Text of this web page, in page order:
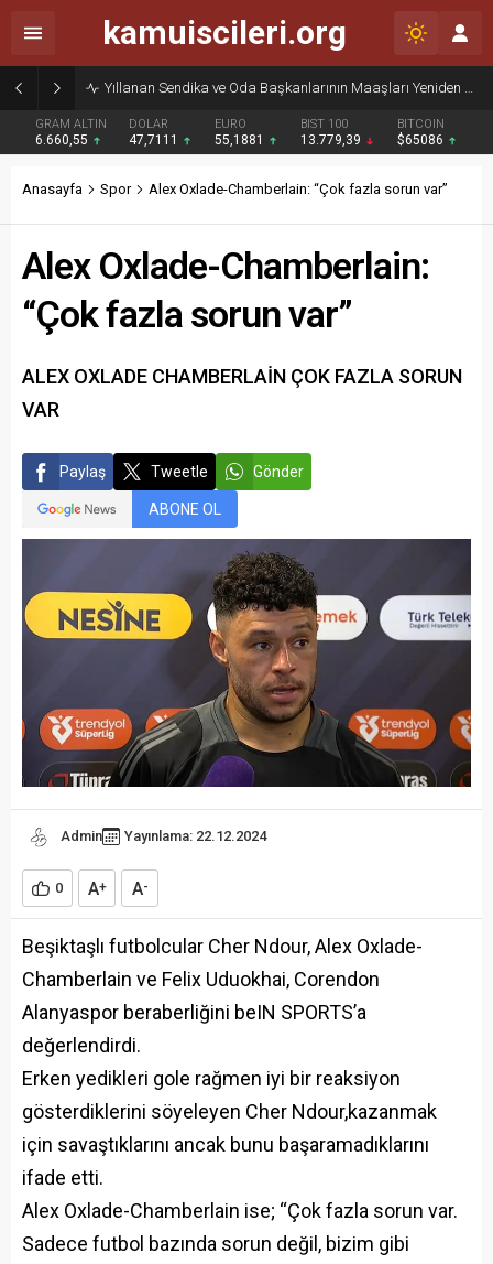
Yıllanan Sendika ve Oda Başkanlarının Maaşları Yeniden Gündemde
GRAM ALTIN
6.660,55
DOLAR
47,7111
EURO
55,1881
BIST 100
13.779,39
BITCOIN
$65086
kamuiscileri.org
Anasayfa Spor Alex Oxlade-Chamberlain: “Çok fazla sorun var”
Alex Oxlade-Chamberlain:
“Çok fazla sorun var”
ALEX OXLADE CHAMBERLAİN ÇOK FAZLA SORUN
VAR
Paylaş Tweetle Gönder
ABONE OL
Admin Yayınlama: 22.12.2024
0 A+ A-
Beşiktaşlı futbolcular Cher Ndour, Alex Oxlade-
Chamberlain ve Felix Uduokhai, Corendon
Alanyaspor beraberliğini beIN SPORTS’a
değerlendirdi.
Erken yedikleri gole rağmen iyi bir reaksiyon
gösterdiklerini söyeleyen Cher Ndour,kazanmak
için savaştıklarını ancak bunu başaramadıklarını
ifade etti.
Alex Oxlade-Chamberlain ise; “Çok fazla sorun var.
Sadece futbol bazında sorun değil, bizim gibi